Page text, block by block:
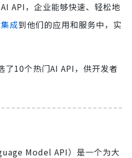
API，企业能够快速、轻松地
成到他们的应用和服务中，实
10个热门AI API，供开发者
Model API）是一个为大